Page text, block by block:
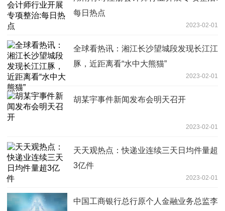
每日热点
2023-02-01
全球看热讯：湘江长沙望城段发现长江江
豚，近距离看“水中大熊猫”
2023-02-01
胡某宇事件新闻发布会明天召开
2023-02-01
天天观热点：快递业连续三天日均件量超
3亿件
2023-02-01
中国工商银行总行原个人金融业务总监李